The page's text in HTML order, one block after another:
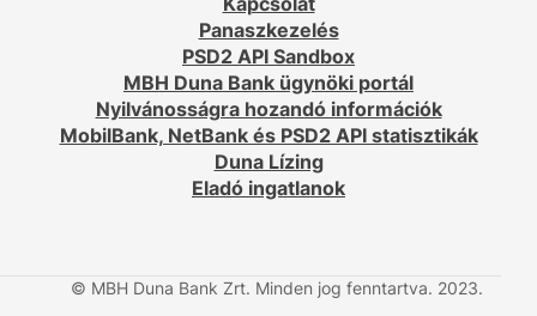
Panaszkezelés
PSD2 API Sandbox
MBH Duna Bank ügynöki portál
Nyilvánosságra hozandó információk
MobilBank, NetBank és PSD2 API statisztikák
Duna Lízing
Eladó ingatlanok
© MBH Duna Bank Zrt. Minden jog fenntartva. 2023.